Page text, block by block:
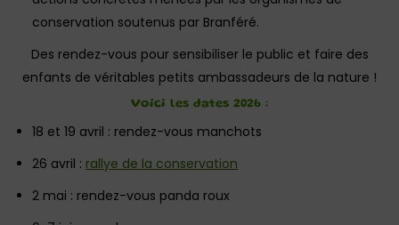
conservation soutenus par Branféré.
Des rendez-vous pour sensibiliser le public et faire des
enfants de véritables petits ambassadeurs de la nature !
Voici les dates 2026 :
18 et 19 avril : rendez-vous manchots
26 avril : rallye de la conservation
2 mai : rendez-vous panda roux